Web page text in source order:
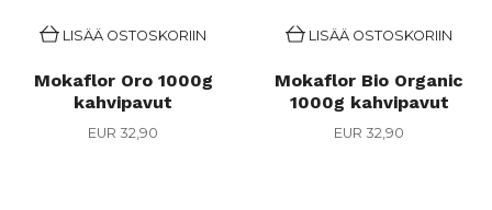
LISÄÄ OSTOSKORIIN
Mokaflor Oro 1000g
kahvipavut
EUR 32,90
LISÄÄ OSTOSKORIIN
Mokaflor Bio Organic
1000g kahvipavut
EUR 32,90